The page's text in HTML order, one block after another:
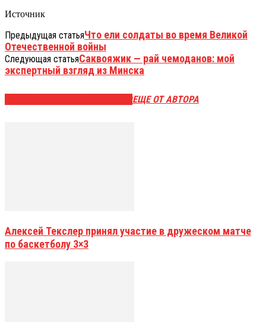
Источник
Предыдущая статьяЧто ели солдаты во время Великой
Отечественной войны
Следующая статьяСаквояжик — рай чемоданов: мой
экспертный взгляд из Минска
ЕЩЕ ОТ АВТОРА
Алексей Текслер принял участие в дружеском матче
по баскетболу 3×3